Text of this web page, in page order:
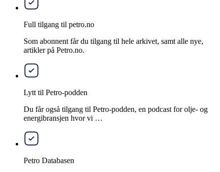
Full tilgang til petro.no
Som abonnent får du tilgang til hele arkivet, samt alle nye,
artikler på Petro.no.
Lytt til Petro-podden
Du får også tilgang til Petro-podden, en podcast for olje- og
energibransjen hvor vi …
Petro Databasen